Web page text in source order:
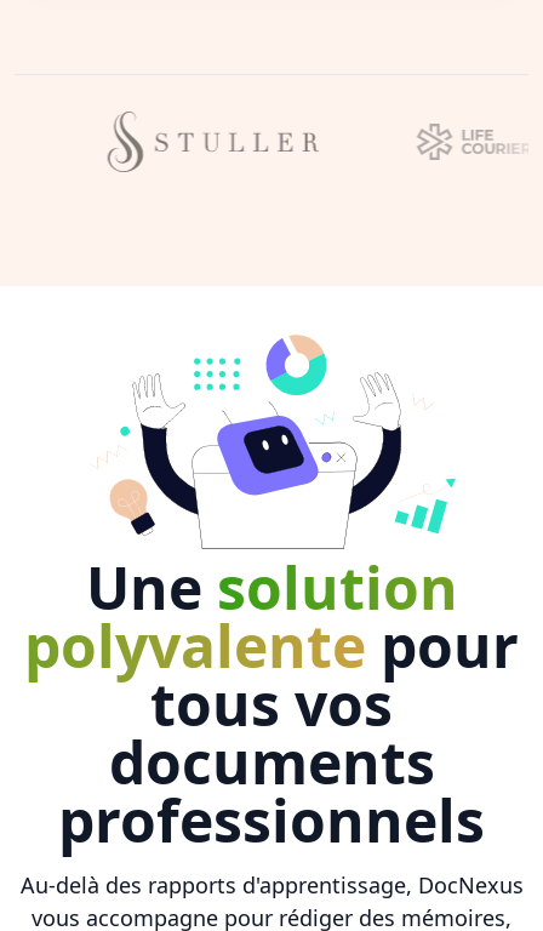
Une solution
polyvalente pour
tous vos
documents
professionnels
Au-delà des rapports d'apprentissage, DocNexus
vous accompagne pour rédiger des mémoires,